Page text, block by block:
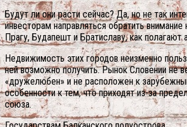
Будут ли они расти сейчас? Да, но не так
инвесторам направляться обратить
Прагу, Будапешт и Братиславу, как полагают
Недвижимость этих городов неизменно
ней возможно получить. Рынок Словении не
«дружелюбен» и не расположен к
особенности к тем, что приходят из-за
союза.